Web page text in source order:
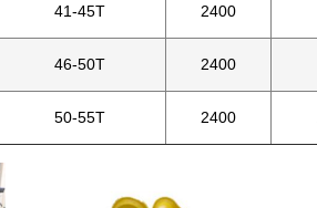
2400
41-45T
2400
46-50T
2400
50-55T